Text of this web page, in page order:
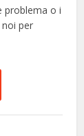
problema o i
per